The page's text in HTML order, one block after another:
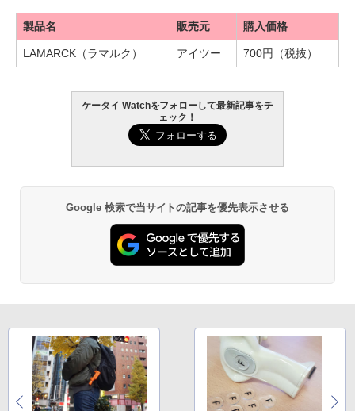
製品名 販売元 購入価格
LAMARCK（ラマルク） アイツー 700円（税抜）
ケータイ Watchをフォローして最新記事をチ
ェック！
Google 検索で当サイトの記事を優先表示させる